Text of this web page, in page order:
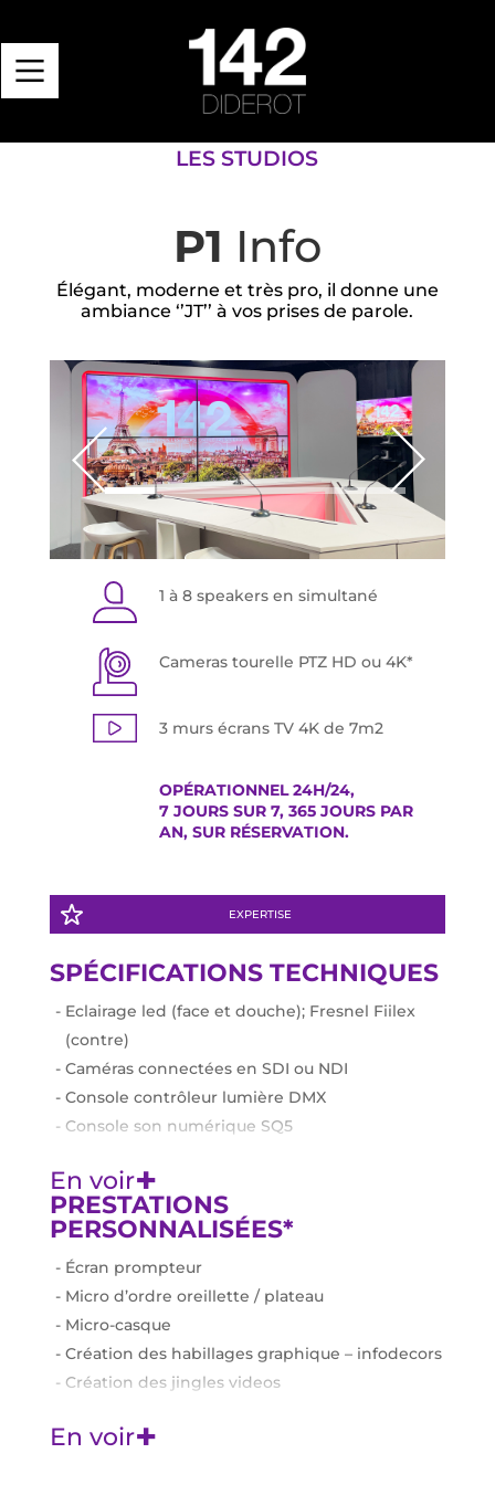
LES STUDIOS
P1 Info
Élégant, moderne et très pro, il donne une
ambiance ‘’JT’’ à vos prises de parole.
1 à 8 speakers en simultané
Cameras tourelle PTZ HD ou 4K*
3 murs écrans TV 4K de 7m2
OPÉRATIONNEL 24H/24,
7 JOURS SUR 7, 365 JOURS PAR
AN, SUR RÉSERVATION.
EXPERTISE
SPÉCIFICATIONS TECHNIQUES
Eclairage led (face et douche); Fresnel Fiilex
(contre)
Caméras connectées en SDI ou NDI
Console contrôleur lumière DMX
Console son numérique SQ5
cravate
Moniteur de retour 50’’ dans chaque angle du
plateau pour retour slides, vidéos, duplex
Régie Vmix pro et carte d’acquisition
Blackmagic
Connexion internet fibre pour livestream et
duplex (RJ45)
Intégration des solutions de visioconférence et
d’événements
En voir+
PRESTATIONS
PERSONNALISÉES*
Écran prompteur
Micro d’ordre oreillette / plateau
Micro-casque
Création des habillages graphique – infodecors
Création des jingles videos
Diffusion sécurisée de votre émission via une
En voir+